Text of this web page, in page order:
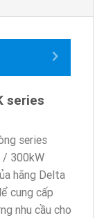
series
series
/ 300kW
hãng Delta
cung cấp
nhu cầu cho